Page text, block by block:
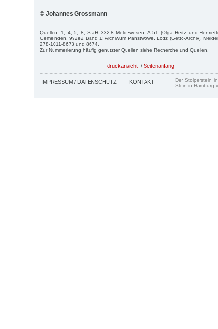
© Johannes Grossmann
Quellen: 1; 4; 5; 8; StaH 332-8 Meldewesen, A 51 (Olga Hertz und
Gemeinden, 992e2 Band 1; Archiwum Panstwowe, Lodz (Getto-Archiv),
278-1011-8673 und 8674.
Zur Nummerierung häufig genutzter Quellen siehe Recherche und Quellen.
druckansicht / Seitenanfang
IMPRESSUM / DATENSCHUTZ KONTAKT
Der Stolperstein
Stein in Hamburg